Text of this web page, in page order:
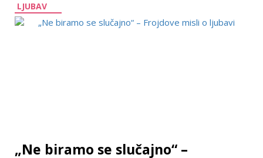
LJUBAV
„Ne biramo se slučajno“ –